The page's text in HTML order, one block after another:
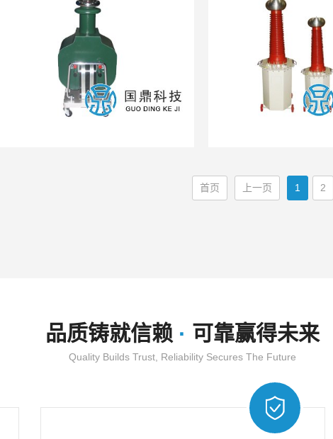
首页 上一页 1 2
品质铸就信赖 · 可靠赢得未来
Quality Builds Trust, Reliability Secures The Future